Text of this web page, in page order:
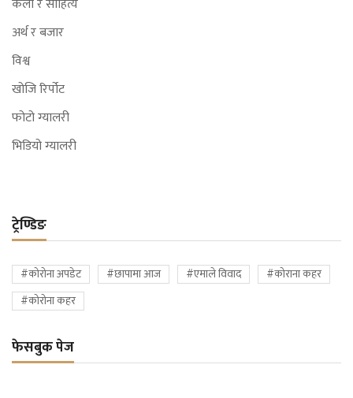
अर्थ र बजार
विश्व
खोजि रिर्पोट
फोटो ग्यालरी
भिडियो ग्यालरी
ट्रेण्डिङ
#कोरोना अपडेट #छापामा आज #एमाले विवाद
#कोराना कहर
#कोरोना कहर
फेसबुक पेज